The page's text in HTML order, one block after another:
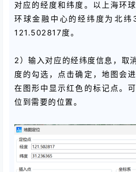
对应的经度和纬度。 以上海环
环球金融中心的经纬度为‌北
121.502817度。
2）输入对应的经纬度信息，取
度的勾选，点击确定，地图会
在图形中显示红色的标记点。
位到需要的位置。